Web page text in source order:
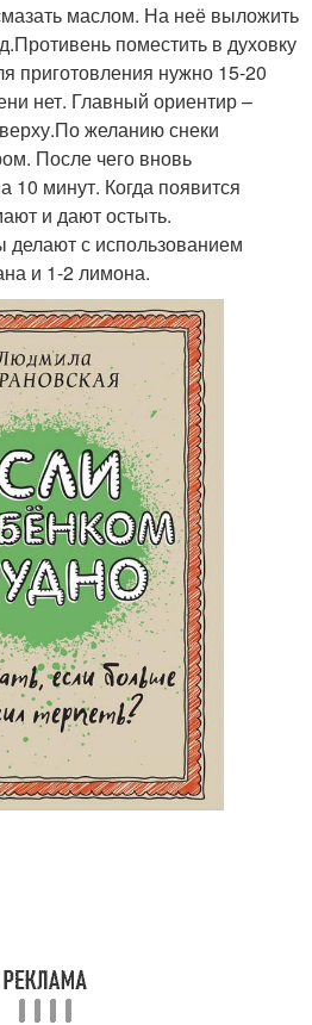
маслом. На неё выложить
поместить в духовку
приготовления нужно 15-20
нет. Главный ориентир –
желанию снеки
После чего вновь
10 минут. Когда появится
и дают остыть.
с использованием
и 1-2 лимона.